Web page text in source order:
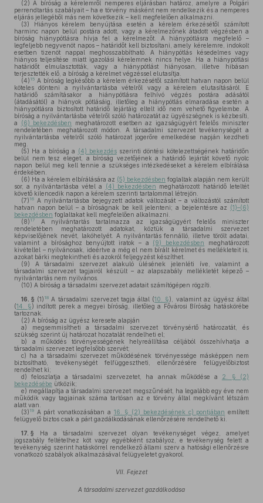
(2) A bíróság a kérelemről nemperes eljárásban határoz, amelyre a Polgári
perrendtartás szabályait – ha e törvény másként nem rendelkezik és a nemperes
eljárás jellegéből más nem következik – kell megfelelően alkalmazni.
(3) Hiányos kérelem benyújtása esetén a kérelem érkezésétől számított
harminc napon belül postára adott, vagy a kérelmezőnek átadott végzésben a
bíróság hiánypótlásra hívja fel a kérelmezőt. A hiánypótlásra megfelelő –
legfeljebb negyvenöt napos – határidőt kell biztosítani, amely kérelemre, indokolt
esetben tizenöt nappal meghosszabbítható. A hiánypótlás késedelmes vagy
hiányos teljesítése miatt igazolási kérelemnek nincs helye. Ha a hiánypótlási
határidőt elmulasztották, vagy a hiánypótlást hiányosan, illetve hibásan
terjesztették elő, a bíróság a kérelmet végzéssel elutasítja.
(4) 15 A bíróság legkésőbb a kérelem érkezésétől számított hatvan napon belül
köteles dönteni a nyilvántartásba vételről vagy a kérelem elutasításáról. E
határidő számításakor a hiánypótlásra felhívó végzés postára adásától
(átadásától) a hiányok pótlásáig, illetőleg a hiánypótlás elmaradása esetén a
hiánypótlásra biztosított határidő lejártáig eltelt idő nem vehető figyelembe. A
bíróság a nyilvántartásba vételről szóló határozatát az ügyészségnek is kézbesíti,
a
(6) bekezdésben
meghatározott esetben az igazságügyért felelős miniszter
rendeletében meghatározott módon. A társadalmi szervezet tevékenységét a
nyilvántartásba vételről szóló határozat jogerőre emelkedése napján kezdheti
meg.
(5) Ha a bíróság a (4) bekezdésszerinti döntési kötelezettségének határidőn
belül nem tesz eleget, a bíróság vezetőjének a határidő lejártát követő nyolc
napon belül meg kell tennie a szükséges intézkedéseket a kérelem elbírálása
érdekében.
(6) Ha a kérelem elbírálására az (5) bekezdésben foglaltak alapján nem került
sor, a nyilvántartásba vétel a
(4) bekezdésben meghatározott határidő leteltét
követő kilencedik napon a kérelem szerinti tartalommal létrejön.
(7) 16 A nyilvántartásba bejegyzett adatok változását – a változástól számított
hatvan napon belül – a bíróságnak be kell jelenteni; a bejelentésre az (1)–(6)
bekezdésben foglaltakat kell megfelelően alkalmazni.
(8) 17
A nyilvántartás tartalmazza az igazságügyért felelős miniszter
rendeletében meghatározott adatokat, köztük a társadalmi szervezet
képviselőjének nevét, lakóhelyét. A nyilvántartás fennálló, illetve törölt adatai,
valamint a bírósághoz benyújtott iratok – a (9) bekezdésben
meghatározott
kivétellel – nyilvánosak, ideértve a még el nem bírált kérelmet és mellékleteit is,
azokat bárki megtekintheti és azokról feljegyzést készíthet.
(9) A társadalmi szervezet alakuló ülésének jelenléti íve, valamint a
társadalmi szervezet tagjairól készült – az alapszabály mellékletét képező –
nyilvántartás nem nyilvános.
(10) A bíróság a társadalmi szervezet adatait számítógépen rögzíti.
16. § (1) 18 A társadalmi szervezet tagja által (10. §), valamint az ügyész által
(14. §) indított perek a megyei bíróság, illetőleg a Fővárosi Bíróság hatáskörébe
tartoznak.
(2) A bíróság az ügyész keresete alapján
a)
megsemmisítheti a társadalmi szervezet törvénysértő határozatát, és
szükség szerint új határozat hozatalát rendelheti el;
b)
a működés törvényességének helyreállítása céljából összehívhatja a
társadalmi szervezet legfelsőbb szervét;
c) ha a társadalmi szervezet működésének törvényessége másképpen nem
biztosítható, tevékenységét felfüggesztheti, ellenőrzésére felügyelőbiztost
rendelhet ki;
d)
feloszlatja a társadalmi szervezetet, ha annak működése a 2. § (2)
bekezdésébe ütközik;
e) megállapítja a társadalmi szervezet megszűnését, ha legalább egy éve nem
működik vagy tagjainak száma tartósan az e törvény által megkívánt létszám
alatt van.
(3) 19 A párt vonatkozásában a 16. § (2) bekezdésének c) pontjában említett
felügyelő biztos csak a párt gazdálkodásának ellenőrzésére rendelhető ki.
17. § Ha a társadalmi szervezet olyan tevékenységet végez, amelyet
jogszabály feltételhez köt vagy egyébként szabályoz, e tevékenység felett a
tevékenység szerint hatáskörrel rendelkező állami szerv a hatósági ellenőrzésre
vonatkozó szabályok alkalmazásával felügyeletet gyakorol.
VII. Fejezet
A társadalmi szervezet gazdálkodása